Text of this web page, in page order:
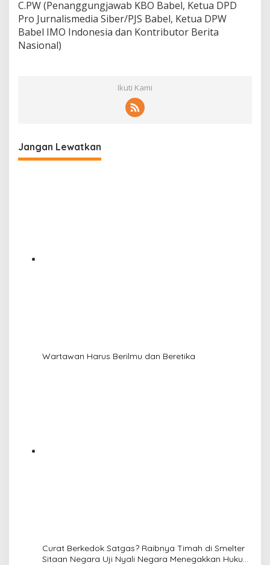
C.PW (Penanggungjawab KBO Babel, Ketua DPD
Pro Jurnalismedia Siber/PJS Babel, Ketua DPW
Babel IMO Indonesia dan Kontributor Berita
Nasional)
Ikuti Kami
Jangan Lewatkan
Wartawan Harus Berilmu dan Beretika
Curat Berkedok Satgas? Raibnya Timah di Smelter
Sitaan Negara Uji Nyali Negara Menegakkan Hukum